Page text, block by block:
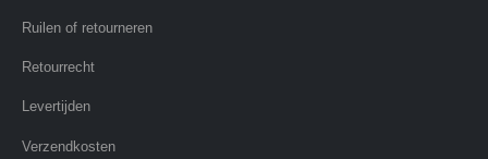
Ruilen of retourneren
Retourrecht
Levertijden
Verzendkosten